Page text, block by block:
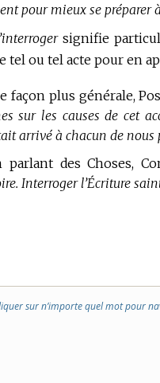
pour mieux se préparer
signifie
tel ou tel acte pour en
façon plus générale,
sur les causes de cet
arrivé à chacun de
des Choses,
Interroger l’Écriture
sur n’importe quel mot pour